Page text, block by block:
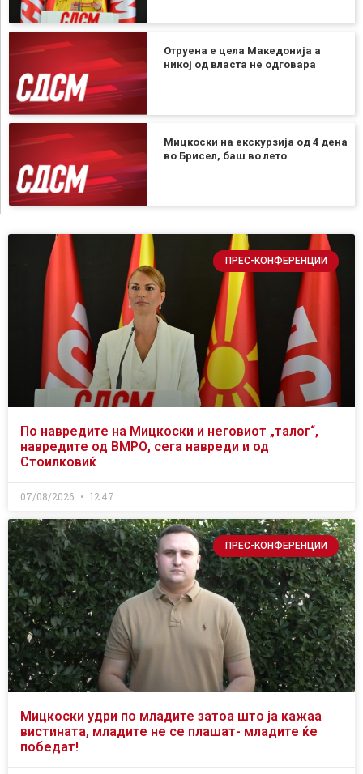
Отруена е цела Македонија а
никој од власта не одговара
Мицкоски на екскурзија од 4 дена
во Брисел, баш во лето
ПРЕС-КОНФЕРЕНЦИИ
По навредите на Мицкоски и неговиот „талог“,
навредите од ВМРО, сега навреди и од
Стоилковиќ
07/08/2026 12:47
ПРЕС-КОНФЕРЕНЦИИ
Мицкоски удри по младите затоа што ја кажаа
вистината, младите не се плашат- младите ќе
победат!